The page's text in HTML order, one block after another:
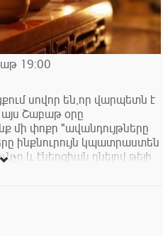
19:00
սովոր են,որ վարպետն է
Շաբաթ օրը
մի փոքր "ավանդույթները
ինքնուրույն կպատրաստեն
և էներգիան դնելով թեյի